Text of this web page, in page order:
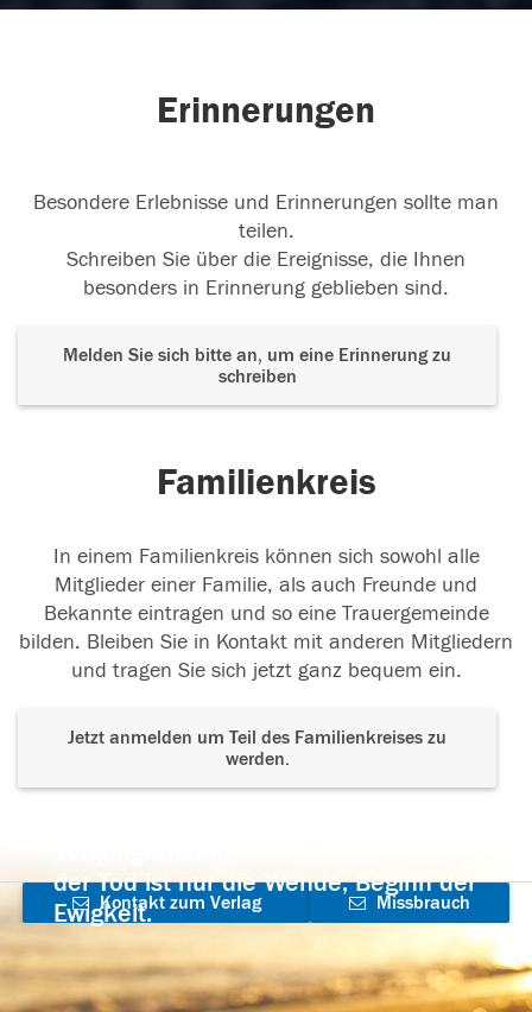
Erinnerungen
Besondere Erlebnisse und Erinnerungen sollte man
teilen.
Schreiben Sie über die Ereignisse, die Ihnen
besonders in Erinnerung geblieben sind.
Melden Sie sich bitte an, um eine Erinnerung zu
schreiben
Familienkreis
In einem Familienkreis können sich sowohl alle
Mitglieder einer Familie, als auch Freunde und
Bekannte eintragen und so eine Trauergemeinde
bilden. Bleiben Sie in Kontakt mit anderen Mitgliedern
und tragen Sie sich jetzt ganz bequem ein.
Jetzt anmelden um Teil des Familienkreises zu
werden.
der Tod ist nur die Wende, Beginn der
Ewigkeit.
Kontakt zum Verlag
aufnehmen
Missbrauch